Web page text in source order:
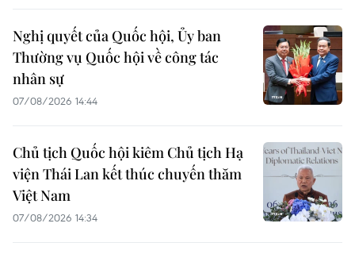
Nghị quyết của Quốc hội, Ủy ban
Thường vụ Quốc hội về công tác
nhân sự
07/08/2026 14:44
Chủ tịch Quốc hội kiêm Chủ tịch Hạ
viện Thái Lan kết thúc chuyến thăm
Việt Nam
07/08/2026 14:34